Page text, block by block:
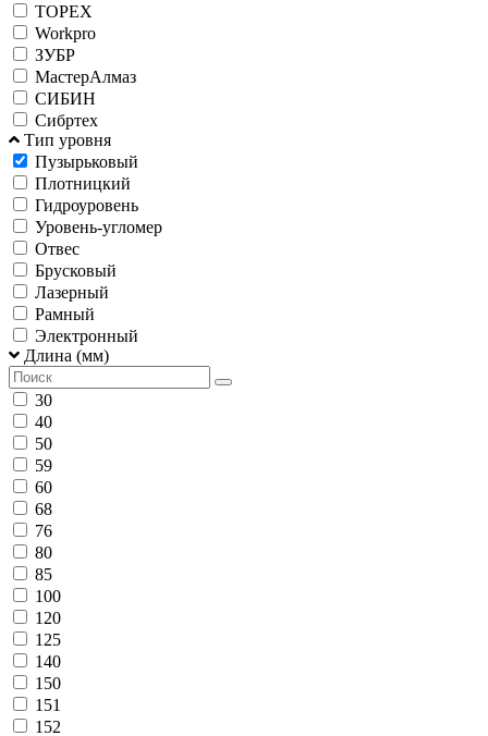
TOPEX
Workpro
ЗУБР
МастерАлмаз
СИБИН
Сибртех
Тип уровня
Пузырьковый
Плотницкий
Гидроуровень
Уровень-угломер
Отвес
Брусковый
Лазерный
Рамный
Электронный
Длина (мм)
30
40
50
59
60
68
76
80
85
100
120
125
140
150
151
152